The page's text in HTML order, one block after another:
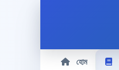
হোম